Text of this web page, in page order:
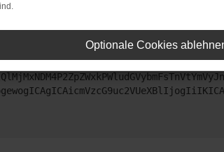
uns bitte. Wir werden versuchen,
Optionale Cookies